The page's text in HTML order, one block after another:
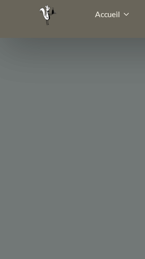
Accueil